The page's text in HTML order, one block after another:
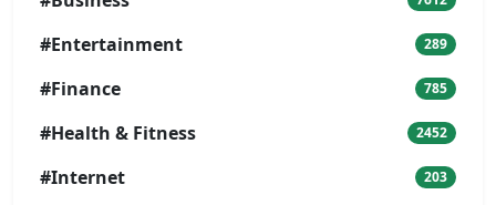
#Entertainment 289
#Finance 785
#Health & Fitness 2452
#Internet 203